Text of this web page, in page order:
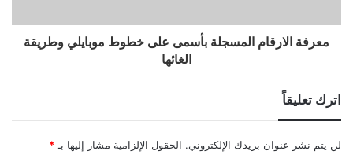
معرفة الارقام المسجلة بأسمى على خطوط موبايلي وطريقة
الغائها
اترك تعليقاً
لن يتم نشر عنوان بريدك الإلكتروني. الحقول الإلزامية مشار إليها بـ *